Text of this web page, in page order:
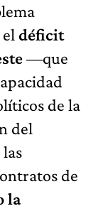
déficit
—que
de la
del
de
la